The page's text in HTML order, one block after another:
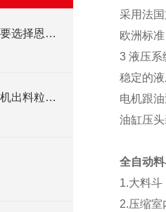
购买铝屑压块机为什么要选择恩派特公司
关于多功能易拉罐破碎机出料粒度不均匀的问题
采用法
欧洲标
3 液压系
稳定的
电机跟
油缸压
全自动
1.大料斗
2.压缩室